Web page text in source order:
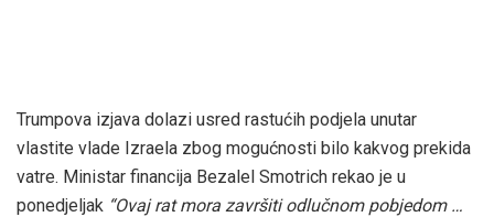
Trumpova izjava dolazi usred rastućih podjela unutar
vlastite vlade Izraela zbog mogućnosti bilo kakvog prekida
vatre. Ministar financija Bezalel Smotrich rekao je u
ponedjeljak “Ovaj rat mora završiti odlučnom pobjedom …